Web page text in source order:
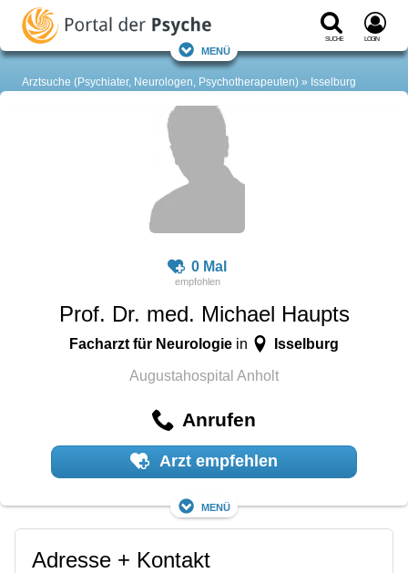
Suche Login
Menü
Arztsuche (Psychiater, Neurologen, Psychotherapeuten) Isselburg
0 Mal
Prof. Dr. med. Michael Haupts
Facharzt für Neurologiein Isselburg
Augustahospital Anholt
Anrufen
Arzt empfehlen
Menü
Adresse + Kontakt